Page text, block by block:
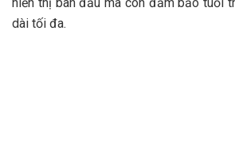
dài tối đa.